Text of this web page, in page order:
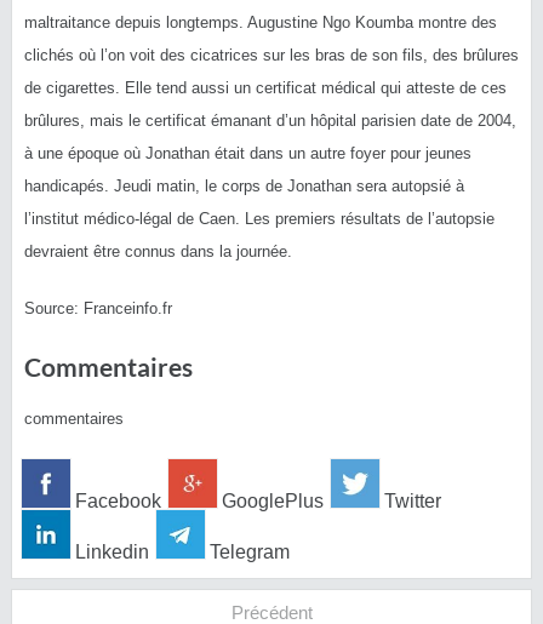
maltraitance depuis longtemps. Augustine Ngo Koumba montre des
clichés où l’on voit des cicatrices sur les bras de son fils, des brûlures
de cigarettes. Elle tend aussi un certificat médical qui atteste de ces
brûlures, mais le certificat émanant d’un hôpital parisien date de 2004,
à une époque où Jonathan était dans un autre foyer pour jeunes
handicapés. Jeudi matin, le corps de Jonathan sera autopsié à
l’institut médico-légal de Caen. Les premiers résultats de l’autopsie
devraient être connus dans la journée.
Source: Franceinfo.fr
Commentaires
commentaires
Facebook GooglePlus Twitter
Linkedin Telegram
Précédent